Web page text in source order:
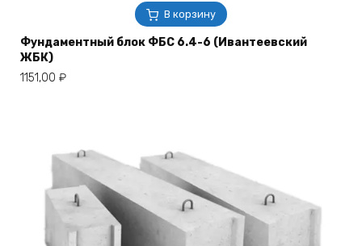
В корзину
Фундаментный блок ФБС 6.4-6 (Ивантеевский
ЖБК)
1151,00 ₽